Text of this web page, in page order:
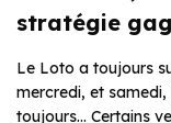
stratégie
Le Loto a toujours
mercredi, et
toujours… Certains